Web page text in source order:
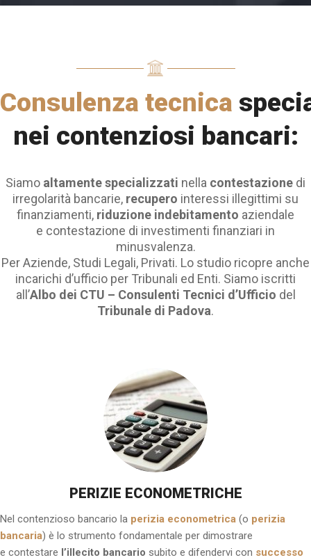
Consulenza tecnica
nei contenziosi bancari:
Siamo altamente specializzati nella contestazione di
irregolarità bancarie, recupero interessi illegittimi su
finanziamenti, riduzione indebitamento aziendale
e contestazione di investimenti finanziari in
minusvalenza.
Per Aziende, Studi Legali, Privati. Lo studio ricopre anche
incarichi d’ufficio per Tribunali ed Enti. Siamo iscritti
all’Albo dei CTU – Consulenti Tecnici d’Ufficio del
Tribunale di Padova.
PERIZIE ECONOMETRICHE
Nel contenzioso bancario la perizia econometrica (o perizia
bancaria) è lo strumento fondamentale per dimostrare
e contestare l’illecito bancario subito e difendervi con successo